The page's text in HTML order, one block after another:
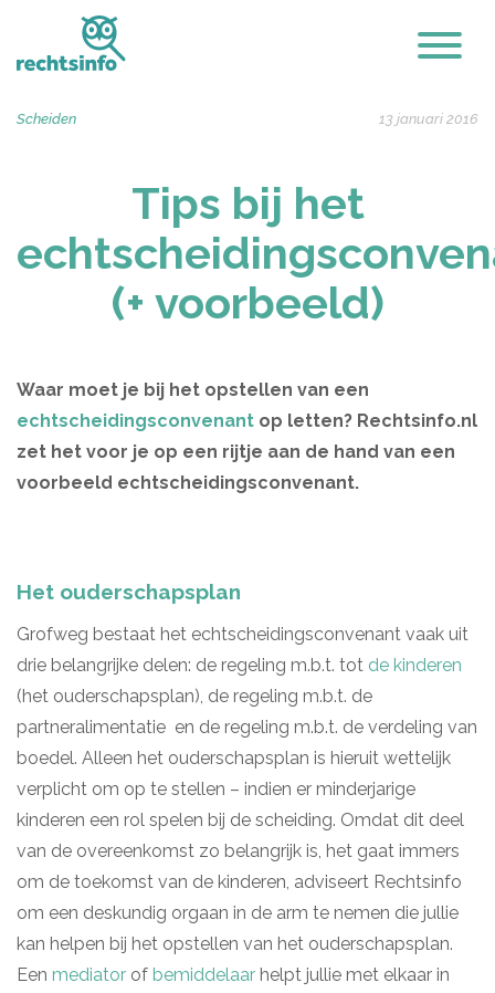
13 januari 2016
Scheiden
Tips bij het
(+ voorbeeld)
Waar moet je bij het opstellen van een
echtscheidingsconvenant op letten? Rechtsinfo.nl
zet het voor je op een rijtje aan de hand van een
voorbeeld echtscheidingsconvenant.
Het ouderschapsplan
Grofweg bestaat het echtscheidingsconvenant vaak uit
drie belangrijke delen: de regeling m.b.t. tot de kinderen
(het ouderschapsplan), de regeling m.b.t. de
partneralimentatie en de regeling m.b.t. de verdeling van
boedel. Alleen het ouderschapsplan is hieruit wettelijk
verplicht om op te stellen – indien er minderjarige
kinderen een rol spelen bij de scheiding. Omdat dit deel
van de overeenkomst zo belangrijk is, het gaat immers
om de toekomst van de kinderen, adviseert Rechtsinfo
om een deskundig orgaan in de arm te nemen die jullie
kan helpen bij het opstellen van het ouderschapsplan.
Een mediator of bemiddelaar helpt jullie met elkaar in